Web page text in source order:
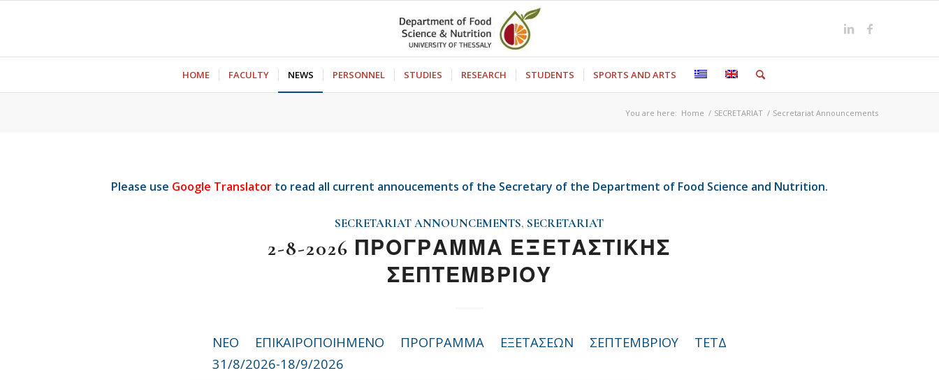
ΗΟΜΕ FACULTY NEWS PERSONNEL STUDIES RESEARCH STUDENTS SPORTS AND ARTS
You are here: Home / SECRETARIAT / Secretariat Announcements
Please use Google Translatorto read all current annoucements of the Secretary of the Department of Food Science and Nutrition.
SECRETARIAT ANNOUNCEMENTS, SECRETARIAT
2-8-2026 ΠΡΟΓΡΑΜΜΑ ΕΞΕΤΑΣΤΙΚΗΣ
ΣΕΠΤΕΜΒΡΙΟΥ
NEO ΕΠΙΚΑΙΡΟΠΟΙΗΜΕΝΟ ΠΡΟΓΡΑΜΜΑ ΕΞΕΤΑΣΕΩΝ ΣΕΠΤΕΜΒΡΙΟΥ ΤΕΤΔ
31/8/2026-18/9/2026